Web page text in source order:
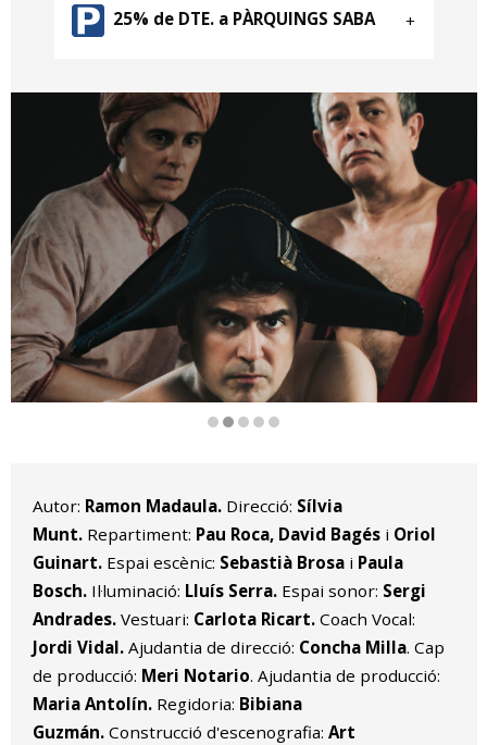
25% de DTE. a PÀRQUINGS SABA
Autor: Ramon Madaula. Direcció: Sílvia
Munt. Repartiment: Pau Roca, David Bagés i Oriol
Guinart. Espai escènic: Sebastià Brosa i Paula
Bosch. Il·luminació: Lluís Serra. Espai sonor: Sergi
Andrades. Vestuari: Carlota Ricart. Coach Vocal:
Jordi Vidal.Ajudantia de direcció: Concha Milla. Cap
de producció: Meri Notario. Ajudantia de producció:
Maria Antolín. Regidoria: Bibiana
Guzmán. Construcció d'escenografia: Art